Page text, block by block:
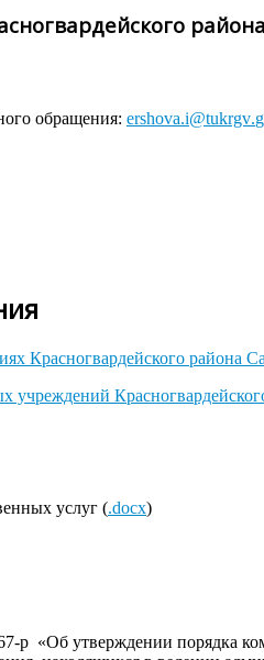
обращения: ershova.i@tukrgv.
Красногвардейского района
услуг (.docx)
«Об утверждении порядка